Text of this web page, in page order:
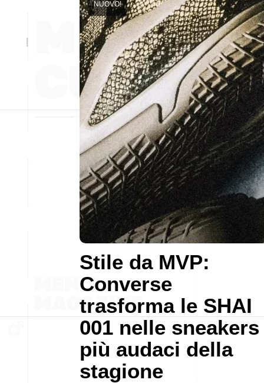
Stile da MVP:
Converse
trasforma le SHAI
001 nelle sneakers
più audaci della
stagione
NUOVO!